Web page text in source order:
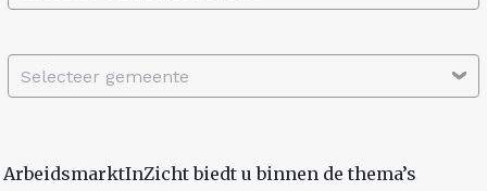
Selecteer gemeente
ArbeidsmarktInZicht biedt u binnen de thema’s